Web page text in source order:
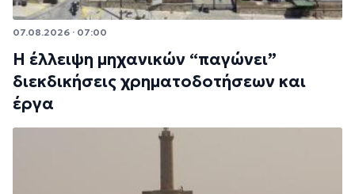
07.08.2026 · 07:00
Η έλλειψη μηχανικών “παγώνει”
διεκδικήσεις χρηματοδοτήσεων και
έργα